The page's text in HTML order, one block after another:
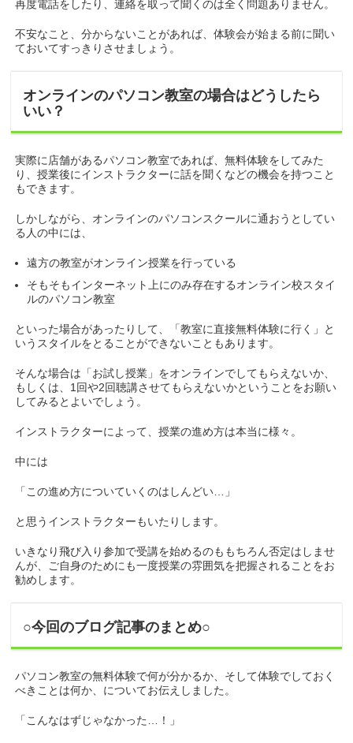
再度電話をしたり、連絡を取って聞くのは全く問題ありません。
不安なこと、分からないことがあれば、体験会が始まる前に聞い
ておいてすっきりさせましょう。
オンラインのパソコン教室の場合はどうしたら
いい？
実際に店舗があるパソコン教室であれば、無料体験をしてみた
り、授業後にインストラクターに話を聞くなどの機会を持つこと
もできます。
しかしながら、オンラインのパソコンスクールに通おうとしてい
る人の中には、
遠方の教室がオンライン授業を行っている
そもそもインターネット上にのみ存在するオンライン校スタイ
ルのパソコン教室
といった場合があったりして、「教室に直接無料体験に行く」と
いうスタイルをとることができないこともあります。
そんな場合は「お試し授業」をオンラインでしてもらえないか、
もしくは、1回や2回聴講させてもらえないかということをお願い
してみるとよいでしょう。
インストラクターによって、授業の進め方は本当に様々。
中には
「この進め方についていくのはしんどい…」
と思うインストラクターもいたりします。
いきなり飛び入り参加で受講を始めるのももちろん否定はしませ
んが、ご自身のためにも一度授業の雰囲気を把握されることをお
勧めします。
○今回のブログ記事のまとめ○
パソコン教室の無料体験で何が分かるか、そして体験でしておく
べきことは何か、についてお伝えしました。
「こんなはずじゃなかった…！」